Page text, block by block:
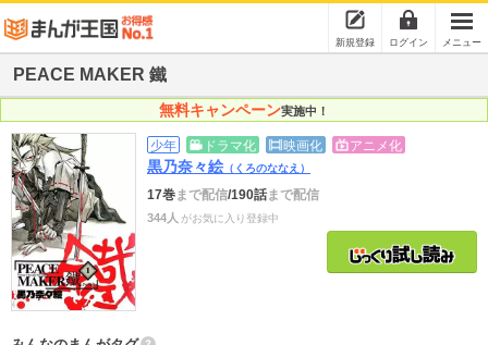
新規登録 ログイン メニュー
PEACE MAKER 鐵
無料キャンペーン実施中！
少年 ドラマ化 映画化 アニメ化
黒乃奈々絵 （くろのななえ）
17巻まで配信/190話まで配信
344人 がお気に入り登録中